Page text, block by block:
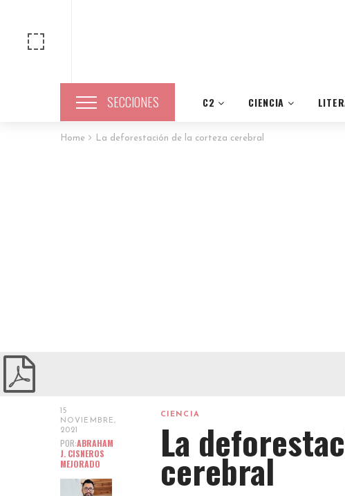
SECCIONES C2 CIENCIA
Home La deforestación de la corteza cerebral
15
NOVIEMBRE,
2021
POR:ABRAHAM
J. CISNEROS
MEJORADO
CIENCIA
La
cerebral